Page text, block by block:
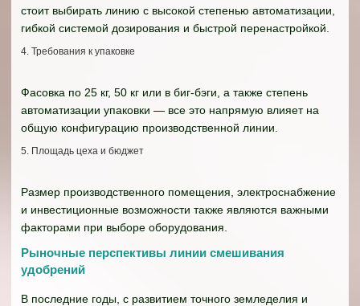
стоит выбирать линию с высокой степенью автоматизации,
гибкой системой дозирования и быстрой перенастройкой.
4. Требования к упаковке
Фасовка по 25 кг, 50 кг или в биг-бэги, а также степень
автоматизации упаковки — все это напрямую влияет на
общую конфигурацию производственной линии.
5. Площадь цеха и бюджет
Размер производственного помещения, электроснабжение
и инвестиционные возможности также являются важными
факторами при выборе оборудования.
Рыночные перспективы линии смешивания
удобрений
В последние годы, с развитием точного земледелия и